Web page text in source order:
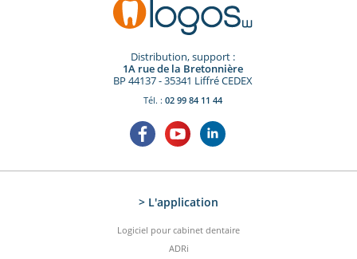
Distribution, support :
1A rue de la Bretonnière
BP 44137 - 35341 Liffré CEDEX
Tél. : 02 99 84 11 44
> L'application
Logiciel pour cabinet dentaire
ADRi